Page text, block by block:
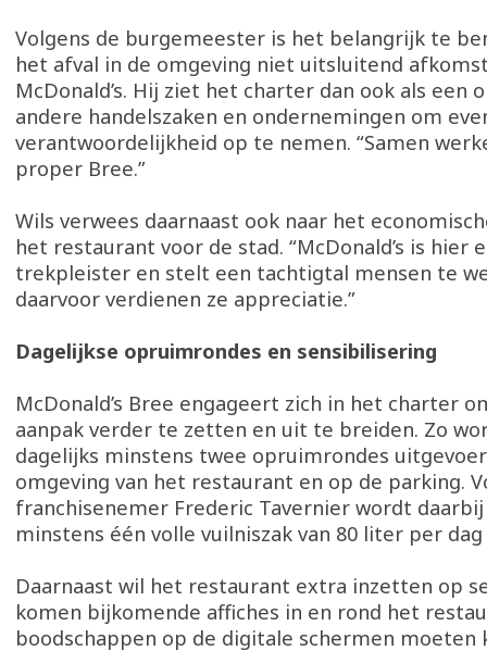
Volgens de burgemeester is het belangrijk te
het afval in de omgeving niet uitsluitend
McDonald’s. Hij ziet het charter dan ook als een
andere handelszaken en ondernemingen om
verantwoordelijkheid op te nemen. “Samen
proper Bree.”
Wils verwees daarnaast ook naar het
het restaurant voor de stad. “McDonald’s is hier
trekpleister en stelt een tachtigtal mensen te
daarvoor verdienen ze appreciatie.”
Dagelijkse opruimrondes en sensibilisering
McDonald’s Bree engageert zich in het charter
aanpak verder te zetten en uit te breiden. Zo
dagelijks minstens twee opruimrondes
omgeving van het restaurant en op de parking.
franchisenemer Frederic Tavernier wordt
minstens één volle vuilniszak van 80 liter per
Daarnaast wil het restaurant extra inzetten op
komen bijkomende affiches in en rond het
boodschappen op de digitale schermen moeten